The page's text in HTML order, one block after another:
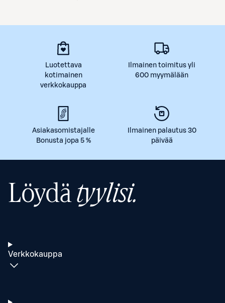
Luotettava
kotimainen
verkkokauppa
Ilmainen toimitus yli
600 myymälään
Asiakasomistajalle
Bonusta jopa 5 %
Ilmainen palautus 30
päivää
Löydätyylisi.
Verkkokauppa